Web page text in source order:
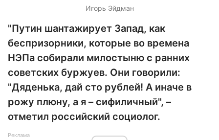
Игорь Эйдман
"Путин шантажирует Запад, как
беспризорники, которые во времена
НЭПа собирали милостыню с ранних
советских буржуев. Они говорили:
"Дяденька, дай сто рублей! А иначе в
рожу плюну, а я – сифиличный", –
отметил российский социолог.
Реклама